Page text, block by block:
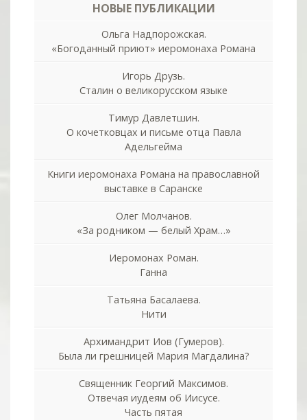
НОВЫЕ ПУБЛИКАЦИИ
Ольга Надпорожская.
«Богоданный приют» иеромонаха Романа
Игорь Друзь.
Сталин о великорусском языке
Тимур Давлетшин.
О кочетковцах и письме отца Павла
Адельгейма
Книги иеромонаха Романа на православной
выставке в Саранске
Олег Молчанов.
«За родником — белый Храм…»
Иеромонах Роман.
Ганна
Татьяна Басалаева.
Нити
Архимандрит Иов (Гумеров).
Была ли грешницей Мария Магдалина?
Священник Георгий Максимов.
Отвечая иудеям об Иисусе.
Часть пятая